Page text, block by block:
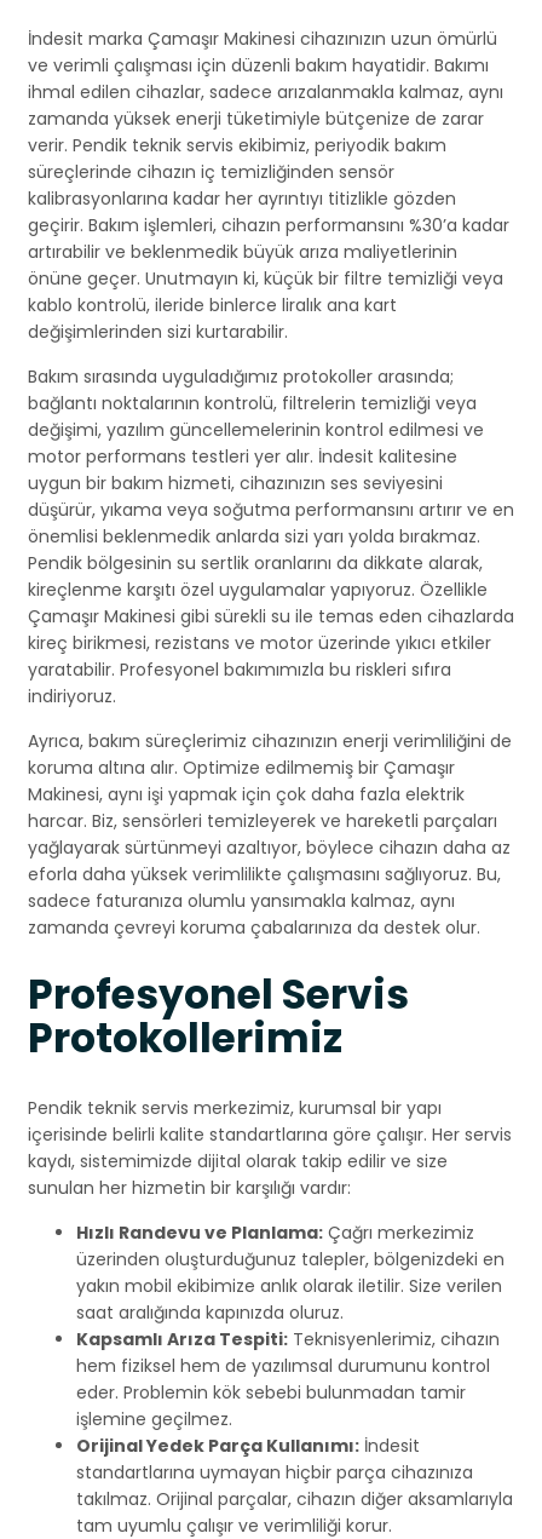
İndesit marka Çamaşır Makinesi cihazınızın uzun ömürlü
ve verimli çalışması için düzenli bakım hayatidir. Bakımı
ihmal edilen cihazlar, sadece arızalanmakla kalmaz, aynı
zamanda yüksek enerji tüketimiyle bütçenize de zarar
verir. Pendik teknik servis ekibimiz, periyodik bakım
süreçlerinde cihazın iç temizliğinden sensör
kalibrasyonlarına kadar her ayrıntıyı titizlikle gözden
geçirir. Bakım işlemleri, cihazın performansını %30’a kadar
artırabilir ve beklenmedik büyük arıza maliyetlerinin
önüne geçer. Unutmayın ki, küçük bir filtre temizliği veya
kablo kontrolü, ileride binlerce liralık ana kart
değişimlerinden sizi kurtarabilir.
Bakım sırasında uyguladığımız protokoller arasında;
bağlantı noktalarının kontrolü, filtrelerin temizliği veya
değişimi, yazılım güncellemelerinin kontrol edilmesi ve
motor performans testleri yer alır. İndesit kalitesine
uygun bir bakım hizmeti, cihazınızın ses seviyesini
düşürür, yıkama veya soğutma performansını artırır ve en
önemlisi beklenmedik anlarda sizi yarı yolda bırakmaz.
Pendik bölgesinin su sertlik oranlarını da dikkate alarak,
kireçlenme karşıtı özel uygulamalar yapıyoruz. Özellikle
Çamaşır Makinesi gibi sürekli su ile temas eden cihazlarda
kireç birikmesi, rezistans ve motor üzerinde yıkıcı etkiler
yaratabilir. Profesyonel bakımımızla bu riskleri sıfıra
indiriyoruz.
Ayrıca, bakım süreçlerimiz cihazınızın enerji verimliliğini de
koruma altına alır. Optimize edilmemiş bir Çamaşır
Makinesi, aynı işi yapmak için çok daha fazla elektrik
harcar. Biz, sensörleri temizleyerek ve hareketli parçaları
yağlayarak sürtünmeyi azaltıyor, böylece cihazın daha az
eforla daha yüksek verimlilikte çalışmasını sağlıyoruz. Bu,
sadece faturanıza olumlu yansımakla kalmaz, aynı
zamanda çevreyi koruma çabalarınıza da destek olur.
Profesyonel Servis
Protokollerimiz
Pendik teknik servis merkezimiz, kurumsal bir yapı
içerisinde belirli kalite standartlarına göre çalışır. Her servis
kaydı, sistemimizde dijital olarak takip edilir ve size
sunulan her hizmetin bir karşılığı vardır:
Hızlı Randevu ve Planlama: Çağrı merkezimiz
üzerinden oluşturduğunuz talepler, bölgenizdeki en
yakın mobil ekibimize anlık olarak iletilir. Size verilen
saat aralığında kapınızda oluruz.
Kapsamlı Arıza Tespiti: Teknisyenlerimiz, cihazın
hem fiziksel hem de yazılımsal durumunu kontrol
eder. Problemin kök sebebi bulunmadan tamir
işlemine geçilmez.
Orijinal Yedek Parça Kullanımı: İndesit
standartlarına uymayan hiçbir parça cihazınıza
takılmaz. Orijinal parçalar, cihazın diğer aksamlarıyla
tam uyumlu çalışır ve verimliliği korur.